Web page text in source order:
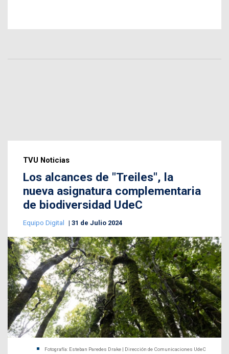
TVU Noticias
Los alcances de "Treiles", la
nueva asignatura complementaria
de biodiversidad UdeC
Equipo Digital 31 de Julio 2024
Fotografía: Esteban Paredes Drake | Dirección de Comunicaciones UdeC